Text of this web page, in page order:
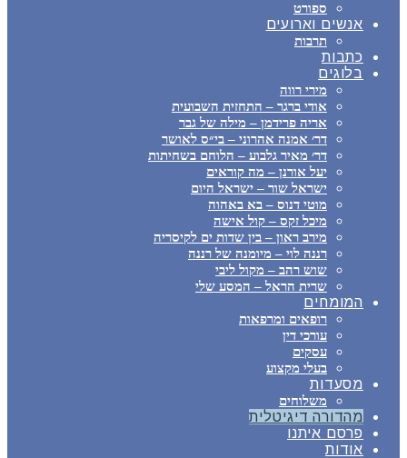
ספורט
אנשים וארועים
תרבות
כתבות
בלוגים
מירי רווה
אודי ברגר – התחזית השבועית
אריה פרידמן – מילה של גבר
דר׳ אמנה אהרוני – בי״ס לאושר
דר׳ מאיר גלבוע – הלוחם בשחיתות
יעל אורנן – מה קוראים
ישראל שור – ישראל היום
מוטי דנוס – בא באהוה
מיכל זקס – קול אישה
מירב ראון – בין שדות ים לקיסריה
רננה לוי – מיומנה של רננה
שוש רהב – מקול ליבי
שרית הראל – המסע שלי
המומחים
רופאים ומרפאות
עורכי דין
עסקים
בעלי מקצוע
מסעדות
משלוחים
מהדורה דיגיטלית
פרסם איתנו
אודות